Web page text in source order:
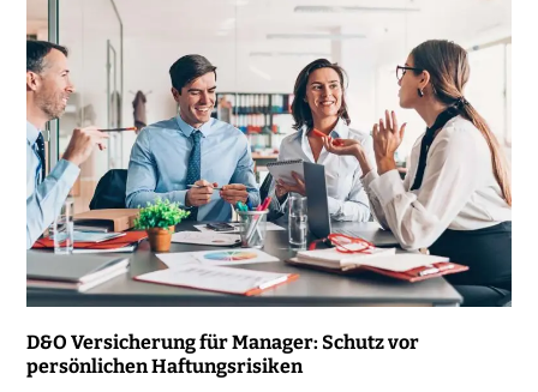
D&O Versicherung für Manager: Schutz vor
persönlichen Haftungsrisiken